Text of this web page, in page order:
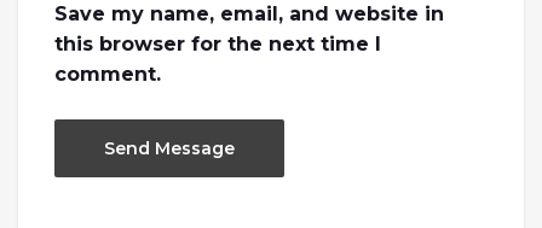
Save my name, email, and website in
this browser for the next time I
comment.